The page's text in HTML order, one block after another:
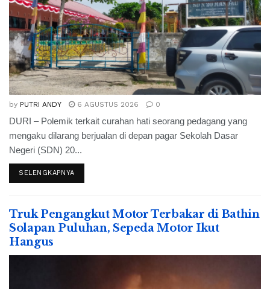
by PUTRI ANDY 6 AGUSTUS 2026 0
DURI – Polemik terkait curahan hati seorang pedagang yang
mengaku dilarang berjualan di depan pagar Sekolah Dasar
Negeri (SDN) 20...
SELENGKAPNYA
Truk Pengangkut Motor Terbakar di Bathin
Solapan Puluhan, Sepeda Motor Ikut
Hangus